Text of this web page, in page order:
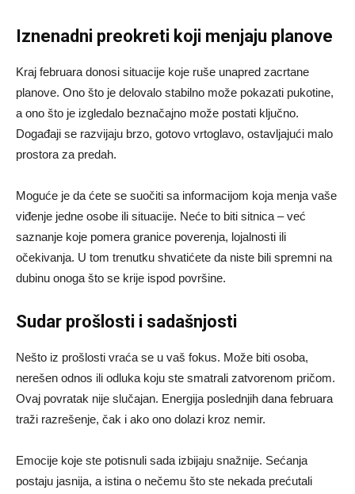
Iznenadni preokreti koji menjaju planove
Kraj februara donosi situacije koje ruše unapred zacrtane
planove. Ono što je delovalo stabilno može pokazati pukotine,
a ono što je izgledalo beznačajno može postati ključno.
Događaji se razvijaju brzo, gotovo vrtoglavo, ostavljajući malo
prostora za predah.
Moguće je da ćete se suočiti sa informacijom koja menja vaše
viđenje jedne osobe ili situacije. Neće to biti sitnica – već
saznanje koje pomera granice poverenja, lojalnosti ili
očekivanja. U tom trenutku shvatićete da niste bili spremni na
dubinu onoga što se krije ispod površine.
Sudar prošlosti i sadašnjosti
Nešto iz prošlosti vraća se u vaš fokus. Može biti osoba,
nerešen odnos ili odluka koju ste smatrali zatvorenom pričom.
Ovaj povratak nije slučajan. Energija poslednjih dana februara
traži razrešenje, čak i ako ono dolazi kroz nemir.
Emocije koje ste potisnuli sada izbijaju snažnije. Sećanja
postaju jasnija, a istina o nečemu što ste nekada prećutali